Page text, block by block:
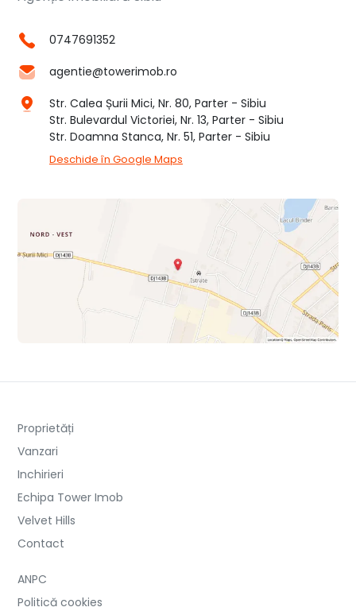
0747691352
agentie@towerimob.ro
Str. Calea Șurii Mici, Nr. 80, Parter - Sibiu
Str. Bulevardul Victoriei, Nr. 13, Parter - Sibiu
Str. Doamna Stanca, Nr. 51, Parter - Sibiu
Deschide în Google Maps
Proprietăți
Vanzari
Inchirieri
Echipa Tower Imob
Velvet Hills
Contact
ANPC
Politică cookies